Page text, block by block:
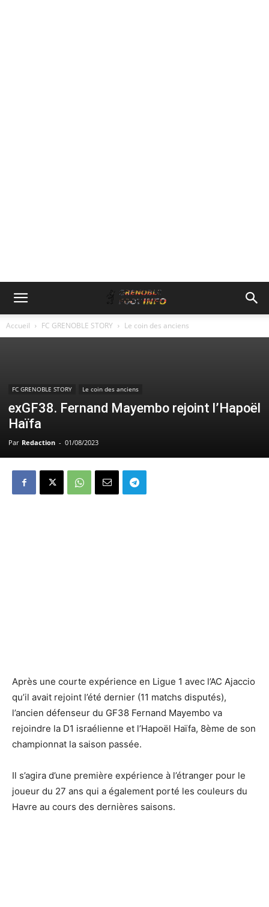
Accueil FC GRENOBLE STORY Le coin des anciens
FC GRENOBLE STORY Le coin des anciens
exGF38. Fernand Mayembo rejoint l’Hapoël
Haïfa
Par Redaction - 01/08/2023
Après une courte expérience en Ligue 1 avec l’AC Ajaccio
qu’il avait rejoint l’été dernier (11 matchs disputés),
l’ancien défenseur du GF38 Fernand Mayembo va
rejoindre la D1 israélienne et l’Hapoël Haïfa, 8ème de son
championnat la saison passée.
Il s’agira d’une première expérience à l’étranger pour le
joueur du 27 ans qui a également porté les couleurs du
Havre au cours des dernières saisons.